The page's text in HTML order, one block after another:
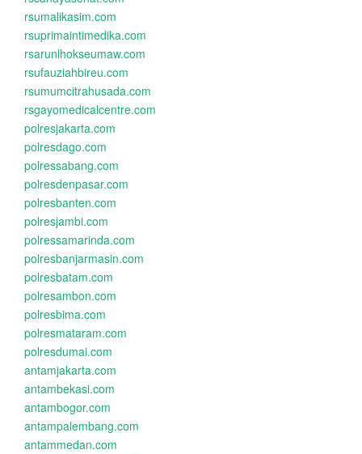
rsumalikasim.com
rsuprimaintimedika.com
rsarunlhokseumaw.com
rsufauziahbireu.com
rsumumcitrahusada.com
rsgayomedicalcentre.com
polresjakarta.com
polresdago.com
polressabang.com
polresdenpasar.com
polresbanten.com
polresjambi.com
polressamarinda.com
polresbanjarmasin.com
polresbatam.com
polresambon.com
polresbima.com
polresmataram.com
polresdumai.com
antamjakarta.com
antambekasi.com
antambogor.com
antampalembang.com
antammedan.com